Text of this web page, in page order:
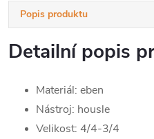
Popis produktu
Detailní popis
Materiál: eben
Nástroj: housle
Velikost: 4/4-3/4